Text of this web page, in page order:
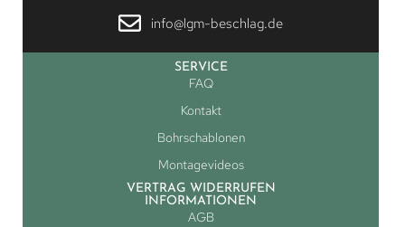
info@lgm-beschlag.de
SERVICE
FAQ
Kontakt
Bohrschablonen
Montagevideos
VERTRAG WIDERRUFEN
INFORMATIONEN
AGB